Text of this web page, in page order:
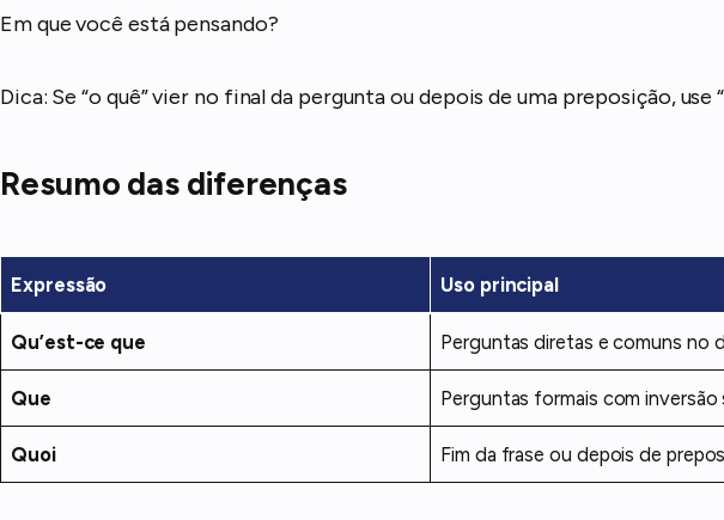
Em que você está pensando?
Dica: Se “o quê” vier no final da pergunta ou depois de uma preposição, use
Resumo das diferenças
Expressão Uso principal
Qu’est-ce que Perguntas diretas e comuns no
Que Perguntas formais com
Quoi Fim da frase ou depois de